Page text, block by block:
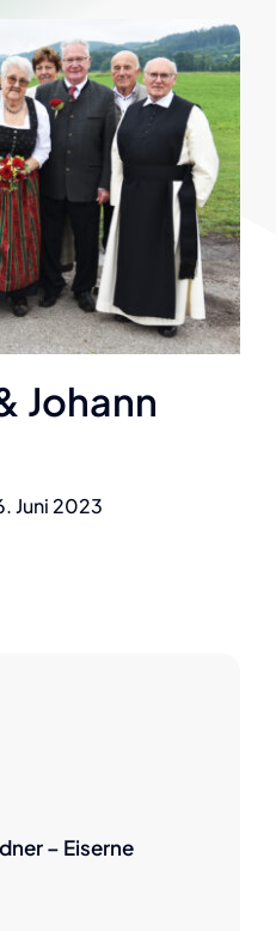
Johann
Juni 2023
– Eiserne